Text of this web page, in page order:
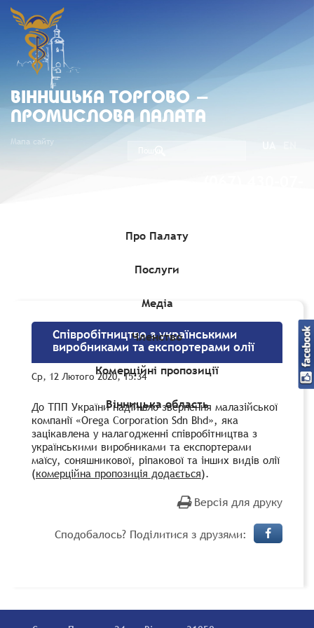
ВIННИЦЬКА ТОРГОВО -
ПРОМИСЛОВА ПАЛАТА
Мапа сайту
Про Палату
Послуги
Медіа
Членство
Комерційні пропозиції
Вінницька область
Комерційні пропозиції»Співробітництво з
Співробітництво з українськими
виробниками та експортерами олії
Ср, 12 Лютого 2020, 15:34
До ТПП України надійшло звернення малазійської
компанії «Orega Corporation Sdn Bhd», яка
зацікавлена у налагодженні співробітництва з
українськими виробниками та експортерами
маїсу, соняшникової, ріпакової та інших видів олії
(комерційна пропозиція додається).
Версія для друку
Сподобалось? Поділитися з друзями: